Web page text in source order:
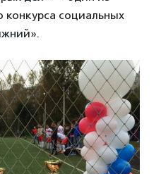
конкурса социальных